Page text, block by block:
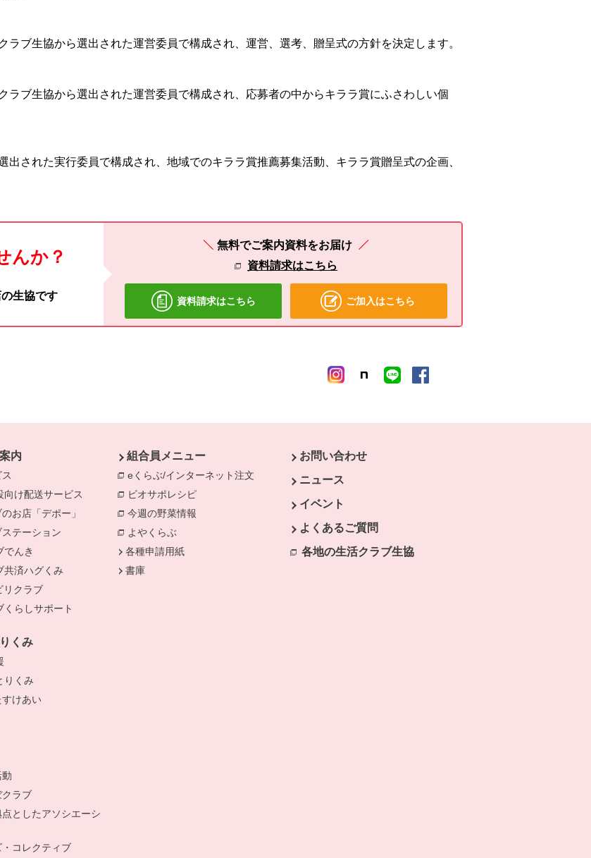
ラブ生協から選出された運営委員で構成され、運営、選考、贈呈式の方針を決定します。
ラブ生協から選出された運営委員で構成され、応募者の中からキララ賞にふさわしい個
された実行委員で構成され、地域でのキララ賞推薦募集活動、キララ賞贈呈式の企画、
んか？
生協です
無料でご案内資料をお届け
資料請求はこちら
資料請求はこちら ご加入はこちら
内
向け配送サービス
別のウィンドウで開きます。
お店「デポー」
テーション
でんき
別のウィンドウで開きます。
共済ハグくみ 別のウィンドウで開きます。
リクラブ
くらしサポート
くみ
りくみ
けあい
ラブ
としたアソシエーシ
・コレクティブ
組合員メニュー
eくらぶ/インターネット注文 別のウィンドウで開きます。
ビオサポレシピ
今週の野菜情報 別のウィンドウで開きます。
よやくらぶ 別のウィンドウで開きます。
各種申請用紙
書庫
お問い合わせ
ニュース
イベント
よくあるご質問
各地の生活クラブ生協